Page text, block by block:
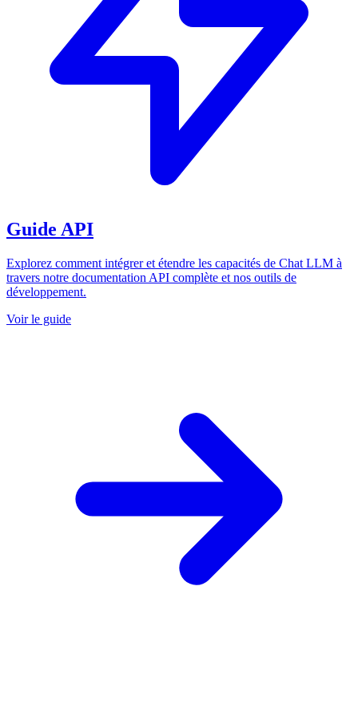
Guide API
Explorez comment intégrer et étendre les capacités de Chat LLM à
travers notre documentation API complète et nos outils de
développement.
Voir le guide